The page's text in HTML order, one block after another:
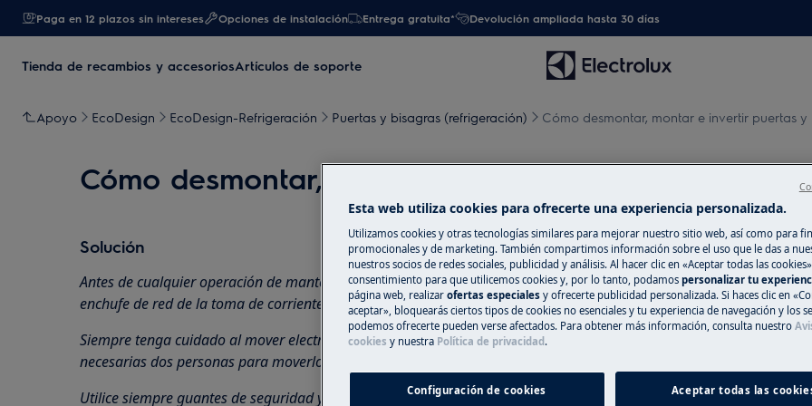
Paga en 12 plazos sin intereses Opciones de instalación Entrega gratuita* Devolución ampliada hasta 30 días
Tienda de recambios y accesoriosArtículos de soporte
Apoyo EcoDesign EcoDesign-Refrigeración Puertas y bisagras (refrigeración) Cómo desmontar, montar e invertir puertas y
Cómo desmontar, montar e invertir puertas y
Solución
Antes de cualquier operación de mantenimiento, apague el aparato y desconecte el
enchufe de red de la toma de corriente.
Siempre tenga cuidado al mover electrodomésticos, para electrodomésticos pesados son
necesarias dos personas para moverlos.
Utilice siempre guantes de seguridad y calzado cerrado.
Esta web utiliza cookies para ofrecerte una experiencia personalizada.
Utilizamos cookies y otras tecnologías similares para mejorar nuestro sitio web, así como para
promocionales y de marketing. También compartimos información sobre el uso que le das a
nuestros socios de redes sociales, publicidad y análisis. Al hacer clic en «Aceptar todas las
consentimiento para que utilicemos cookies y, por lo tanto, podamos personalizar tu
página web, realizar ofertas especiales y ofrecerte publicidad personalizada. Si haces clic en
aceptar», bloquearás ciertos tipos de cookies no esenciales y tu experiencia de navegación y los
podemos ofrecerte pueden verse afectados. Para obtener más información, consulta nuestro
cookies y nuestra Política de privacidad .
Configuración de cookies Aceptar todas las